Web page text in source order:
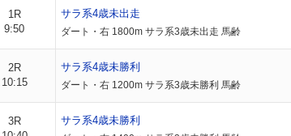
1R
9:50
サラ系4歳未出走
ダート・右 1800m サラ系3歳未出走 馬齢
2R
10:15
サラ系4歳未勝利
ダート・右 1200m サラ系3歳未勝利 馬齢
3R
サラ系4歳未勝利